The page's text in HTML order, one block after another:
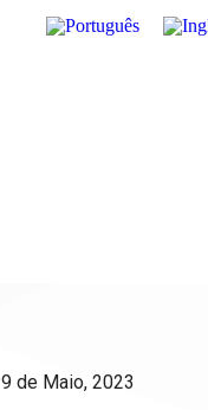
9 de Maio, 2023